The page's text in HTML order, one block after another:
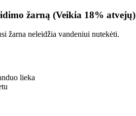
žarną (Veikia 18% atvejų)
žarna neleidžia vandeniui nutekėti.
lieka